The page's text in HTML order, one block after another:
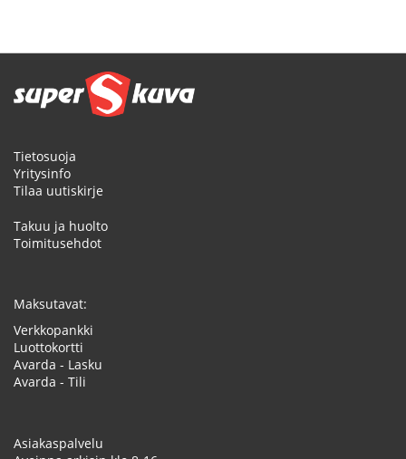
Tietosuoja
Yritysinfo
Tilaa uutiskirje
Takuu ja huolto
Toimitusehdot
Maksutavat:
Verkkopankki
Luottokortti
Avarda - Lasku
Avarda - Tili
Asiakaspalvelu